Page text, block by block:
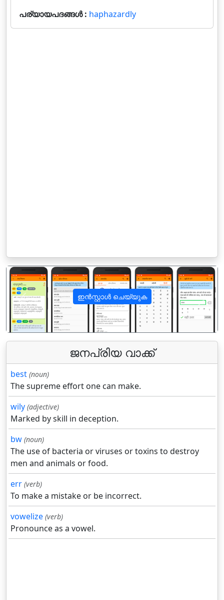
പര്യായപദങ്ങൾ : haphazardly
ഇൻസ്റ്റാൾ ചെയ്യുക
पिछला अगला
ജനപ്രിയ വാക്ക്
best (noun)
The supreme effort one can make.
wily (adjective)
Marked by skill in deception.
bw (noun)
The use of bacteria or viruses or toxins to destroy
men and animals or food.
err (verb)
To make a mistake or be incorrect.
vowelize (verb)
Pronounce as a vowel.